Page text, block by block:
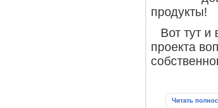
продукты!
Вот тут и
проекта
Читать